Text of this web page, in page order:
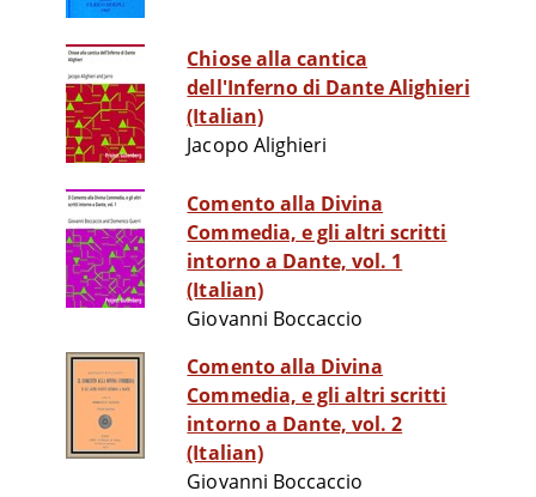
Chiose alla cantica
dell'Inferno di Dante Alighieri
(Italian)
Jacopo Alighieri
Comento alla Divina
Commedia, e gli altri scritti
intorno a Dante, vol. 1
(Italian)
Giovanni Boccaccio
Comento alla Divina
Commedia, e gli altri scritti
intorno a Dante, vol. 2
(Italian)
Giovanni Boccaccio